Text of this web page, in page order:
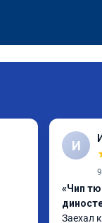
И
«Чип
Заехал